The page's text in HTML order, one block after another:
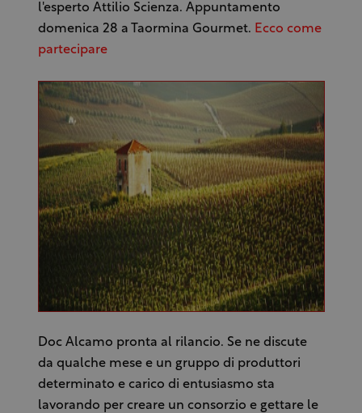
l'esperto Attilio Scienza. Appuntamento
domenica 28 a Taormina Gourmet. Ecco come
partecipare
Doc Alcamo pronta al rilancio. Se ne discute
da qualche mese e un gruppo di produttori
determinato e carico di entusiasmo sta
lavorando per creare un consorzio e gettare le